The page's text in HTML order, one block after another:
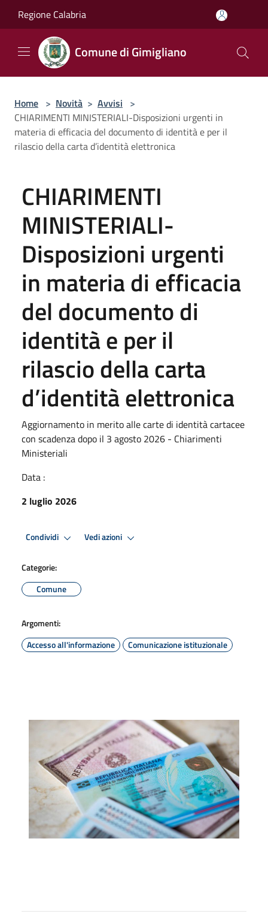
Regione Calabria
Comune di Gimigliano
Home > Novità > Avvisi >
CHIARIMENTI MINISTERIALI-Disposizioni urgenti in
materia di efficacia del documento di identità e per il
rilascio della carta d’identità elettronica
CHIARIMENTI
MINISTERIALI-
Disposizioni urgenti
in materia di efficacia
del documento di
identità e per il
rilascio della carta
d’identità elettronica
Aggiornamento in merito alle carte di identità cartacee
con scadenza dopo il 3 agosto 2026 - Chiarimenti
Ministeriali
Data :
2 luglio 2026
Condividi Vedi azioni
Categorie:
Comune
Argomenti:
Accesso all'informazione
Comunicazione istituzionale